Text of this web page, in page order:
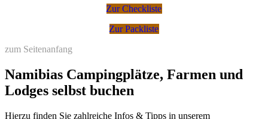
Lodges und Gästefarmen, ab ca. 4000 Euro in einfachen
festen Unterkünften, ab ca. 3000 Euro für
in schönen Lodges und Gästefarmen, ab ca. 4500 Euro
Campingreisen
Nach oben sind die Preise selbstverständlich offen,
Auswahl luxuriöser und exklusiver Lodges, exklusiver
Erlebnisse wie Ballonfahrten und ausgedehnter Panoramaflüge,
Zur Checkliste
Zur Packliste
zum Seitenanfang
Namibias Campingplätze, Farmen und
Lodges selbst buchen
Hierzu finden Sie zahlreiche Infos & Tipps in unserem